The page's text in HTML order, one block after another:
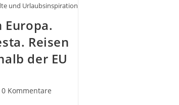
und Urlaubsinspiration
Europa.
Reisen
der EU
0 Kommentare